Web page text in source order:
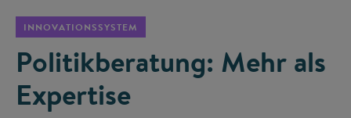
INNOVATIONSSYSTEM
Politikberatung: Mehr als
Expertise